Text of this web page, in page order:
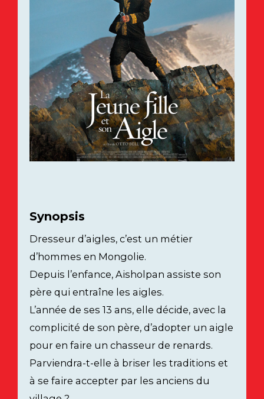
Synopsis
Dresseur d’aigles, c’est un métier
d’hommes en Mongolie.
Depuis l’enfance, Aisholpan assiste son
père qui entraîne les aigles.
L’année de ses 13 ans, elle décide, avec la
complicité de son père, d’adopter un aigle
pour en faire un chasseur de renards.
Parviendra-t-elle à briser les traditions et
à se faire accepter par les anciens du